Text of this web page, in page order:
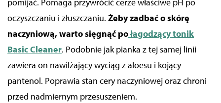
oczyszczaniu i złuszczaniu. Żeby zadbać o skórę
naczyniową, warto sięgnąć połagodzący tonik
Basic Cleaner. Podobnie jak pianka z tej samej linii
zawiera on nawilżający wyciąg z aloesu i kojący
pantenol. Poprawia stan cery naczyniowej oraz chroni
przed nadmiernym przesuszeniem.